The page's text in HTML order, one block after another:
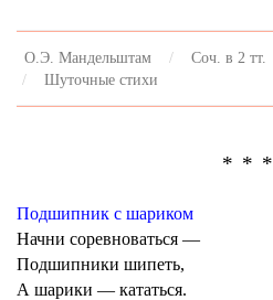
О.Э. Мандельштам Соч. в 2 тт.
Шуточные стихи
* * *
Подшипник с шариком
Начни соревноваться —
Подшипники шипеть,
А шарики — кататься.